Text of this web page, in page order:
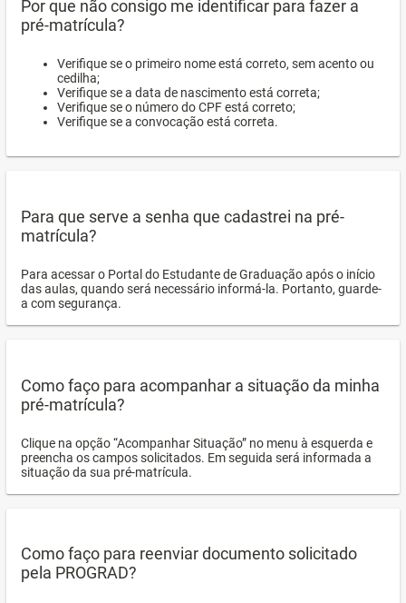
Por que não consigo me identificar para fazer a
pré-matrícula?
Verifique se o primeiro nome está correto, sem acento ou
cedilha;
Verifique se a data de nascimento está correta;
Verifique se o número do CPF está correto;
Verifique se a convocação está correta.
Para que serve a senha que cadastrei na pré-
matrícula?
Para acessar o Portal do Estudante de Graduação após o início
das aulas, quando será necessário informá-la. Portanto, guarde-
a com segurança.
Como faço para acompanhar a situação da minha
pré-matrícula?
Clique na opção “Acompanhar Situação” no menu à esquerda e
preencha os campos solicitados. Em seguida será informada a
situação da sua pré-matrícula.
Como faço para reenviar documento solicitado
pela PROGRAD?